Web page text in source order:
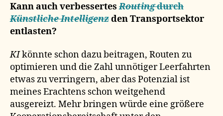
Kann auch verbessertesRoutingdurch
Künstliche Intelligenzden Transportsektor
entlasten?
KIkönnte schon dazu beitragen, Routen zu
optimieren und die Zahl unnötiger Leerfahrten
etwas zu verringern, aber das Potenzial ist
meines Erachtens schon weitgehend
ausgereizt. Mehr bringen würde eine größere